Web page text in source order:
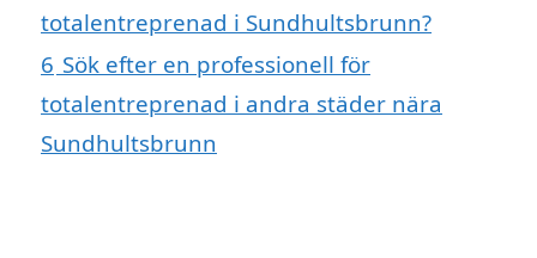
totalentreprenad i Sundhultsbrunn?
6 Sök efter en professionell för
totalentreprenad i andra städer nära
Sundhultsbrunn